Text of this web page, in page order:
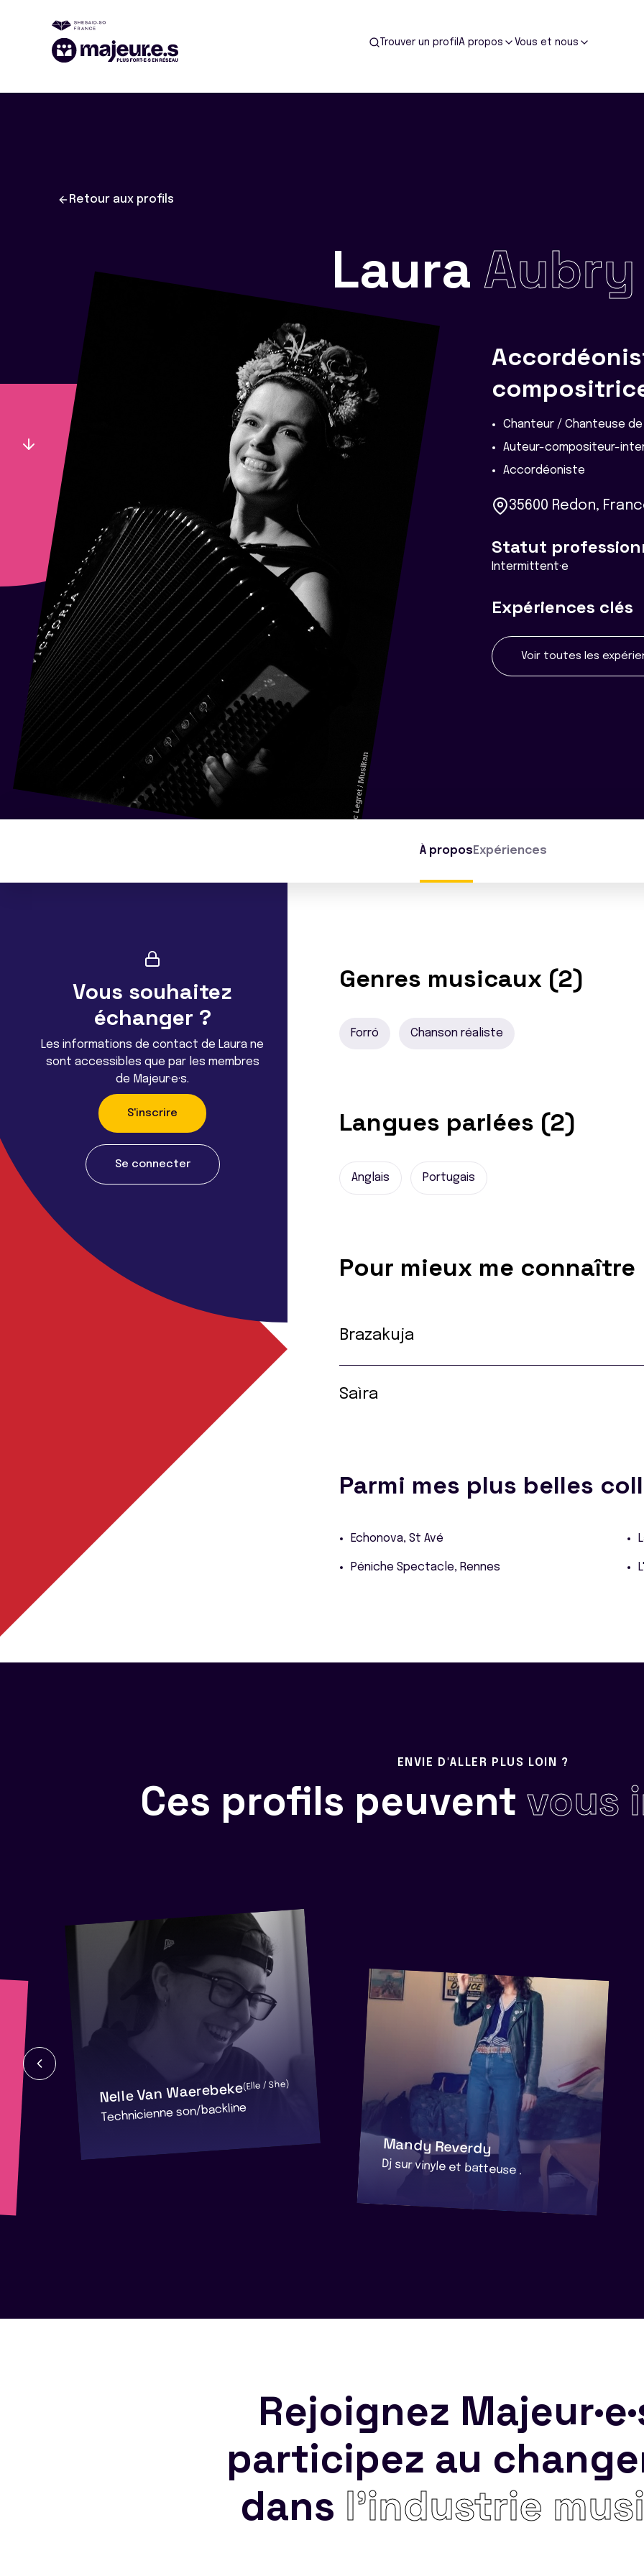
Trouver un profil A propos Vous et nous
Retour aux profils
Laura Aubry
Chanteur / Chanteuse
Auteur-compositeur-
Accordéoniste
35600 Redon,
Statut
Intermittent·e
Expériences clés
Voir toutes les
À propos Expériences
Vous souhaitez
échanger ?
Les informations de contact de Laura ne
sont accessibles que par les membres
de Majeur·e·s.
S'inscrire
Se connecter
Genres musicaux (2)
Forró Chanson réaliste
Langues parlées (2)
Anglais Portugais
Pour mieux me connaître
Brazakuja
Saìra
Parmi mes plus belles
Echonova, St Avé
Péniche Spectacle, Rennes
ENVIE D'ALLER PLUS LOIN ?
Ces profils peuvent vous
Nelle Van Waerebeke(Elle / She)
Technicienne son/backline
Mandy Reverdy
Dj sur vinyle et batteuse .
Rejoignez
participez au
dans l’industrie